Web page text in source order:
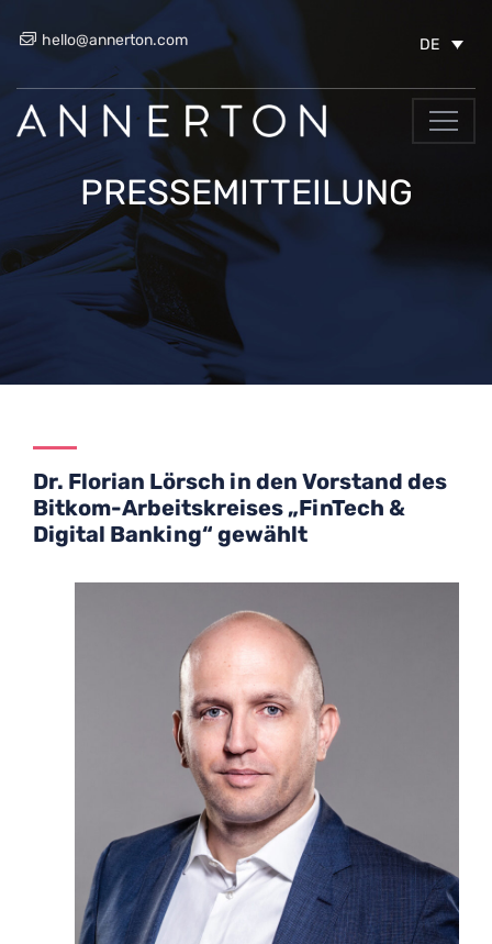
hello@annerton.com DE
PRESSEMITTEILUNG
Dr. Florian Lörsch in den Vorstand des
Bitkom-Arbeitskreises „FinTech &
Digital Banking“ gewählt